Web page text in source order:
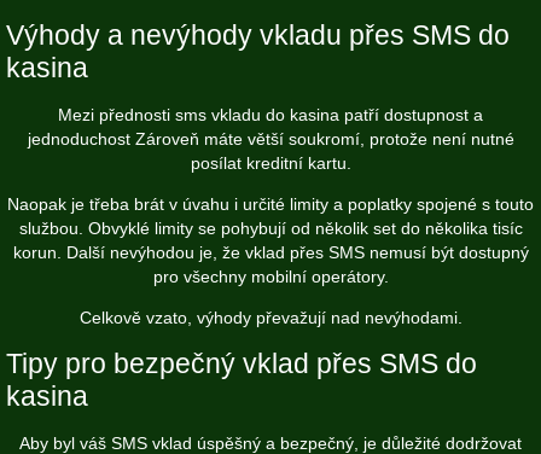
Výhody a nevýhody vkladu přes SMS do
kasina
Mezi přednosti sms vkladu do kasina patří dostupnost a
jednoduchost Zároveň máte větší soukromí, protože není nutné
posílat kreditní kartu.
Naopak je třeba brát v úvahu i určité limity a poplatky spojené s touto
službou. Obvyklé limity se pohybují od několik set do několika tisíc
korun. Další nevýhodou je, že vklad přes SMS nemusí být dostupný
pro všechny mobilní operátory.
Celkově vzato, výhody převažují nad nevýhodami.
Tipy pro bezpečný vklad přes SMS do
kasina
Aby byl váš SMS vklad úspěšný a bezpečný, je důležité dodržovat